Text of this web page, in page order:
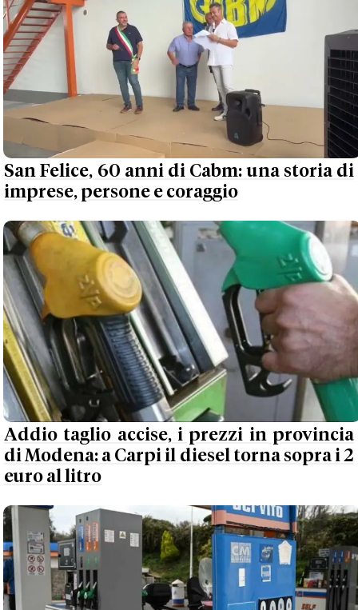
San Felice, 60 anni di Cabm: una storia di
imprese, persone e coraggio
Addio taglio accise, i prezzi in provincia
di Modena: a Carpi il diesel torna sopra i 2
euro al litro